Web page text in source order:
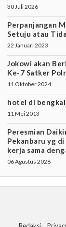
30 Juli 2026
Perpanjangan
Setuju atau
22 Januari 2023
Jokowi akan
Ke-7 Satker
11 Oktober 2024
hotel di
11 Mei 2013
Peresmian
Pekanbaru yg
kerja sama
06 Agustus 2026